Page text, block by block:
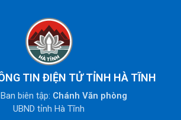
TIN ĐIỆN TỬ TỈNH HÀ TĨNH
biên tập: Chánh Văn phòng
UBND tỉnh Hà Tĩnh